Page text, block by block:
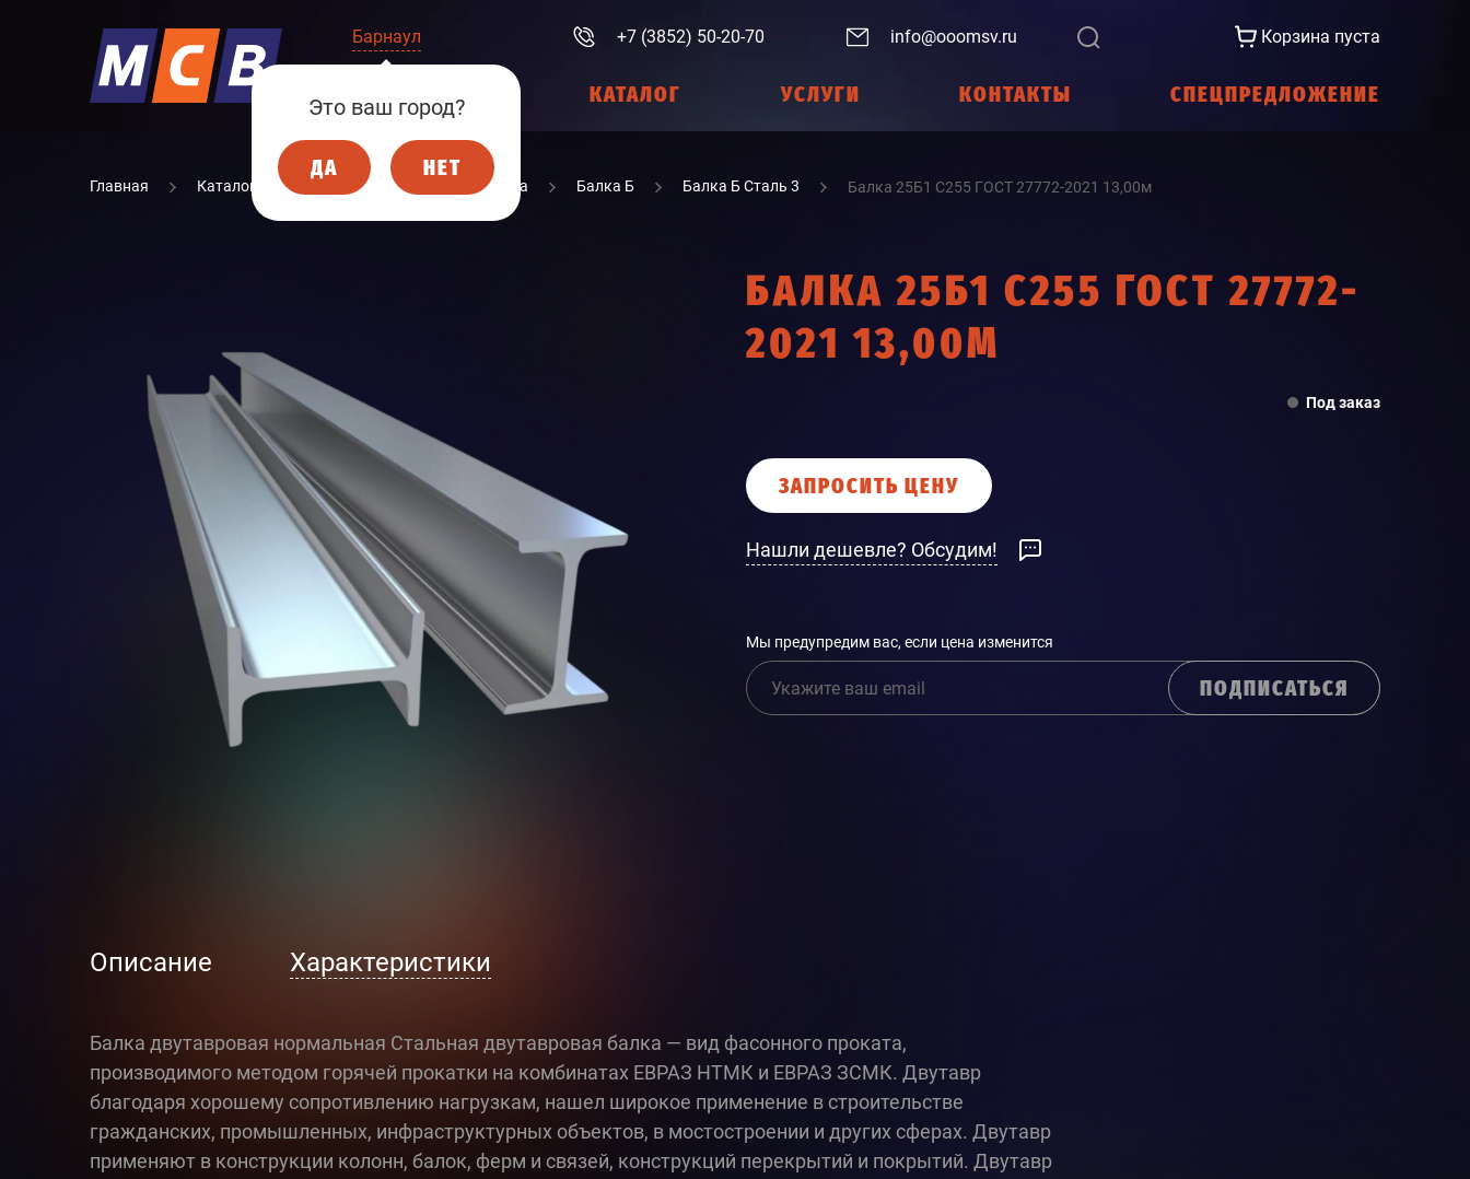
Барнаул +7 (3852) 50-20-70 info@ooomsv.ru
КОМПАНИЯ КАТАЛОГ УСЛУГИ КОНТАКТЫ СПЕЦПРЕДЛОЖЕНИЕ
Корзина пуста
Главная Каталог МЕТАЛЛОПРОКАТ Балка Балка Б Балка Б Сталь 3 Балка 25Б1 С255 ГОСТ 27772-2021 13,00м
БАЛКА 25Б1 С255 ГОСТ 27772-
2021 13,00М
Под заказ
ЗАПРОСИТЬ ЦЕНУ
Нашли дешевле? Обсудим!
Мы предупредим вас, если цена изменится
ПОДПИСАТЬСЯ
Описание Характеристики
Балка двутавровая нормальная Стальная двутавровая балка — вид фасонного проката,
производимого методом горячей прокатки на комбинатах ЕВРАЗ НТМК и ЕВРАЗ ЗСМК. Двутавр
благодаря хорошему сопротивлению нагрузкам, нашел широкое применение в строительстве
гражданских, промышленных, инфраструктурных объектов, в мостостроении и других сферах. Двутавр
применяют в конструкции колонн, балок, ферм и связей, конструкций перекрытий и покрытий. Двутавр
Это ваш город?
ДА НЕТ